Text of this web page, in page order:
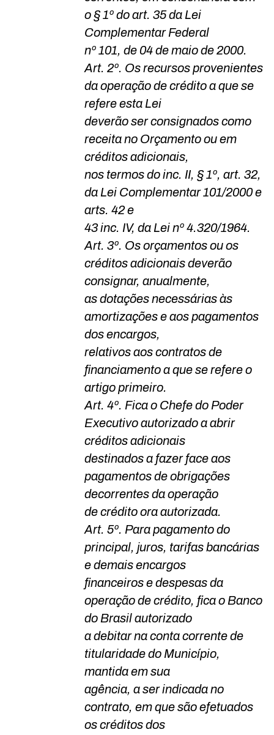
o § 1º do art. 35 da Lei
Complementar Federal
nº 101, de 04 de maio de 2000.
Art. 2º. Os recursos provenientes
da operação de crédito a que se
refere esta Lei
deverão ser consignados como
receita no Orçamento ou em
créditos adicionais,
nos termos do inc. II, § 1º, art. 32,
da Lei Complementar 101/2000 e
arts. 42 e
43 inc. IV, da Lei nº 4.320/1964.
Art. 3º. Os orçamentos ou os
créditos adicionais deverão
consignar, anualmente,
as dotações necessárias às
amortizações e aos pagamentos
dos encargos,
relativos aos contratos de
financiamento a que se refere o
artigo primeiro.
Art. 4º. Fica o Chefe do Poder
Executivo autorizado a abrir
créditos adicionais
destinados a fazer face aos
pagamentos de obrigações
decorrentes da operação
de crédito ora autorizada.
Art. 5º. Para pagamento do
principal, juros, tarifas bancárias
e demais encargos
financeiros e despesas da
operação de crédito, fica o Banco
do Brasil autorizado
a debitar na conta corrente de
titularidade do Município,
mantida em sua
agência, a ser indicada no
contrato, em que são efetuados
os créditos dos